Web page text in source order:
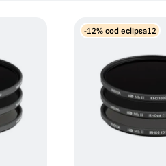
-12% cod eclipsa12